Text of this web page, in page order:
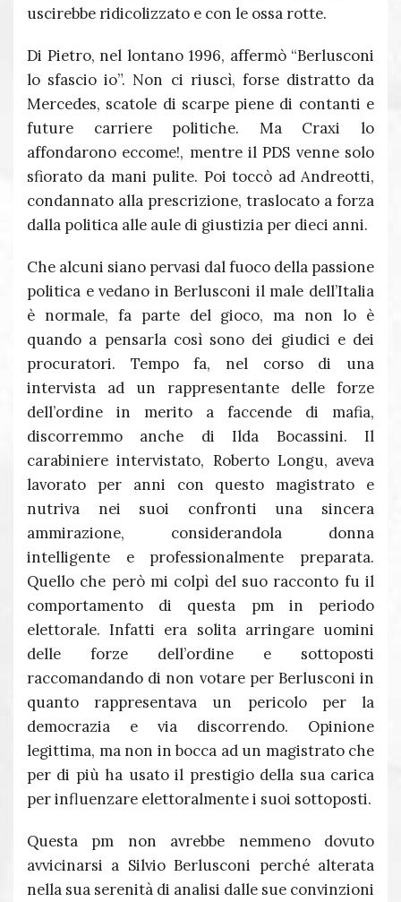
uscirebbe ridicolizzato e con le ossa rotte.
Di Pietro, nel lontano 1996, affermò “Berlusconi
lo sfascio io”. Non ci riuscì, forse distratto da
Mercedes, scatole di scarpe piene di contanti e
future carriere politiche. Ma Craxi lo
affondarono eccome!, mentre il PDS venne solo
sfiorato da mani pulite. Poi toccò ad Andreotti,
condannato alla prescrizione, traslocato a forza
dalla politica alle aule di giustizia per dieci anni.
Che alcuni siano pervasi dal fuoco della passione
politica e vedano in Berlusconi il male dell’Italia
è normale, fa parte del gioco, ma non lo è
quando a pensarla così sono dei giudici e dei
procuratori. Tempo fa, nel corso di una
intervista ad un rappresentante delle forze
dell’ordine in merito a faccende di mafia,
discorremmo anche di Ilda Bocassini. Il
carabiniere intervistato, Roberto Longu, aveva
lavorato per anni con questo magistrato e
nutriva nei suoi confronti una sincera
ammirazione, considerandola donna
intelligente e professionalmente preparata.
Quello che però mi colpì del suo racconto fu il
comportamento di questa pm in periodo
elettorale. Infatti era solita arringare uomini
delle forze dell’ordine e sottoposti
raccomandando di non votare per Berlusconi in
quanto rappresentava un pericolo per la
democrazia e via discorrendo. Opinione
legittima, ma non in bocca ad un magistrato che
per di più ha usato il prestigio della sua carica
per influenzare elettoralmente i suoi sottoposti.
Questa pm non avrebbe nemmeno dovuto
avvicinarsi a Silvio Berlusconi perché alterata
nella sua serenità di analisi dalle sue convinzioni